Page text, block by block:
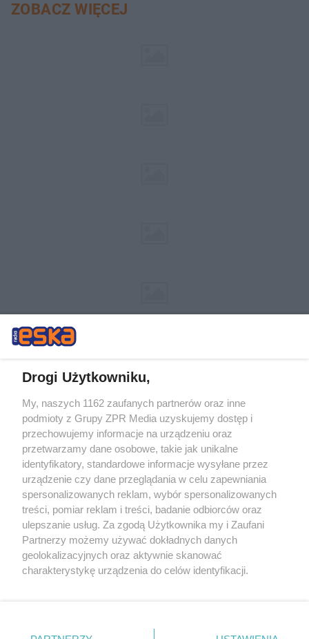
ZOBACZ WIĘCEJ
Żaden utwór zamieszczony w serwisie nie może być powielany i
rozpowszechniany lub dalej rozpowszechniany w jakikolwiek sposób (w
tym także elektroniczny lub mechaniczny) na jakimkolwiek polu
eksploatacji w jakiejkolwiek formie, włącznie z umieszczaniem w
Internecie bez pisemnej zgody właściciela praw. Jakiekolwiek użycie lub
wykorzystanie utworów w całości lub w części z naruszeniem prawa,
tzn. bez właściwej zgody, jest zabronione pod groźbą kary i może być
ścigane prawnie.
Drogi Użytkowniku,
My, naszych 1162 zaufanych partnerów oraz inne
podmioty z Grupy ZPR Media uzyskujemy dostęp i
przechowujemy informacje na urządzeniu oraz
przetwarzamy dane osobowe, takie jak unikalne
identyfikatory, standardowe informacje wysyłane przez
urządzenie czy dane przeglądania w celu zapewniania
spersonalizowanych reklam, wybór spersonalizowanych
treści, pomiar reklam i treści, badanie odbiorców oraz
ulepszanie usług. Za zgodą Użytkownika my i Zaufani
Partnerzy możemy używać dokładnych danych
geolokalizacyjnych oraz aktywnie skanować
charakterystykę urządzenia do celów identyfikacji.
zmienić/wycofać klikając przycisk ustawień prywatności